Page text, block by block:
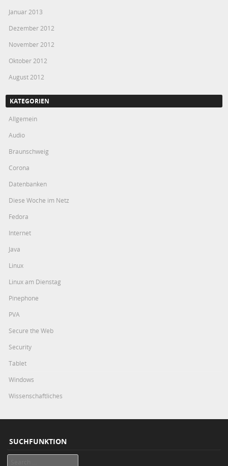
Januar 2013
Dezember 2012
November 2012
Oktober 2012
August 2012
KATEGORIEN
Allgemein
Audio
Braunschweig
Corona
Datenbanken
Diese Woche im Netz
Fedora
Internet
Java
Linux
Linux am Dienstag
Pinephone
PVA
Secure the Web
Security
Tablet
Windows
Wissenschaftliches
SUCHFUNKTION